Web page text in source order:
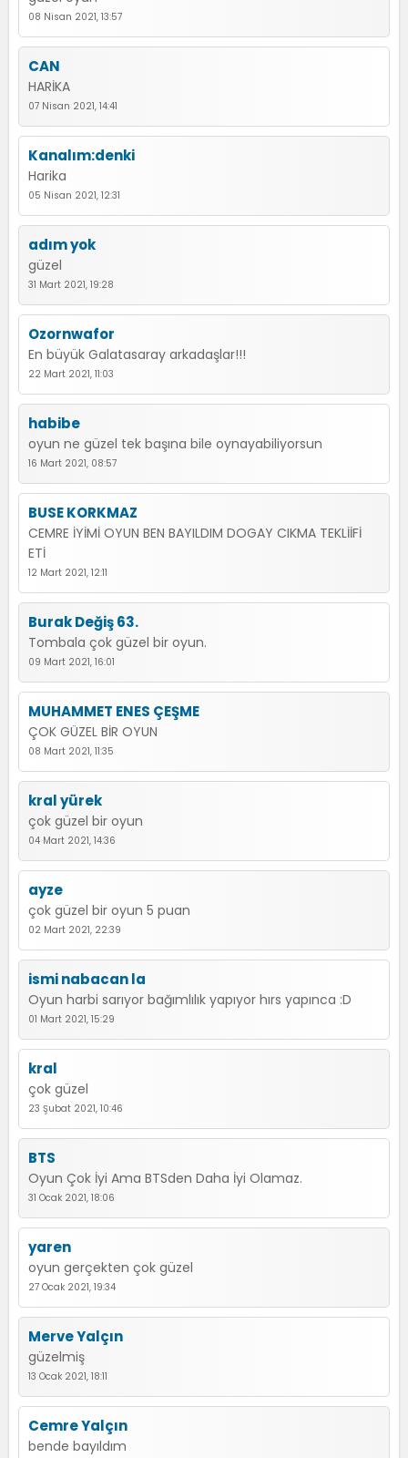
08 Nisan 2021, 13:57
CAN
HARİKA
07 Nisan 2021, 14:41
Kanalım:denki
Harika
05 Nisan 2021, 12:31
adım yok
güzel
31 Mart 2021, 19:28
Ozornwafor
En büyük Galatasaray arkadaşlar!!!
22 Mart 2021, 11:03
habibe
oyun ne güzel tek başına bile oynayabiliyorsun
16 Mart 2021, 08:57
BUSE KORKMAZ
CEMRE İYİMİ OYUN BEN BAYILDIM DOGAY CIKMA TEKLİİFİ
ETİ
12 Mart 2021, 12:11
Burak Değiş 63.
Tombala çok güzel bir oyun.
09 Mart 2021, 16:01
MUHAMMET ENES ÇEŞME
ÇOK GÜZEL BİR OYUN
08 Mart 2021, 11:35
kral yürek
çok güzel bir oyun
04 Mart 2021, 14:36
ayze
çok güzel bir oyun 5 puan
02 Mart 2021, 22:39
ismi nabacan la
Oyun harbi sarıyor bağımlılık yapıyor hırs yapınca :D
01 Mart 2021, 15:29
kral
çok güzel
23 Şubat 2021, 10:46
BTS
Oyun Çok İyi Ama BTSden Daha İyi Olamaz.
31 Ocak 2021, 18:06
yaren
oyun gerçekten çok güzel
27 Ocak 2021, 19:34
Merve Yalçın
güzelmiş
13 Ocak 2021, 18:11
Cemre Yalçın
bende bayıldım